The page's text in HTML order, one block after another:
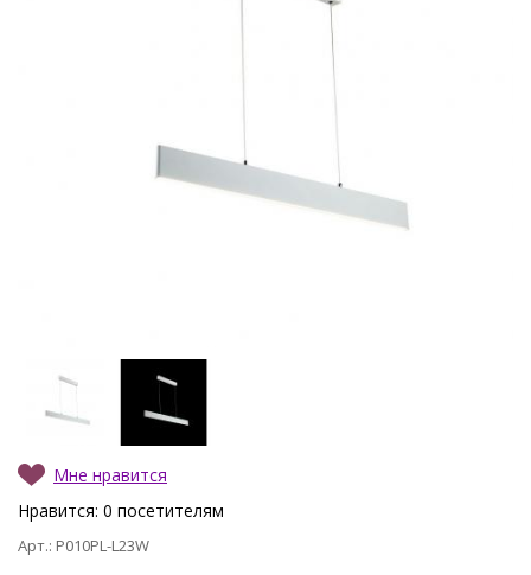
Мне нравится
Нравится: 0 посетителям
Арт.: P010PL-L23W